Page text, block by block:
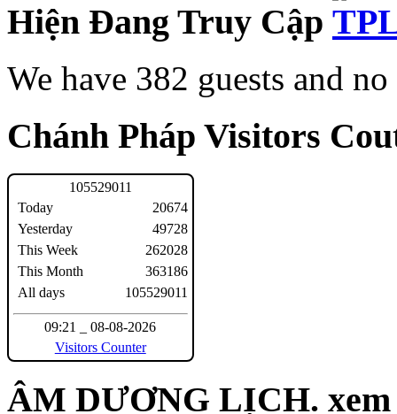
Hiện Đang Truy Cập
We have 382 guests and
Chánh Pháp Visitors
105529011
Today
Yesterday
This Week
This Month
All days
20674
49728
262028
363186
105529011
09:21 _ 08-08-2026
Visitors Counter
ÂM DƯƠNG LỊCH. xem